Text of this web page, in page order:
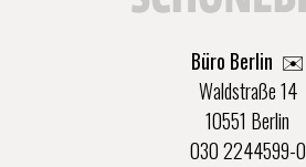
Büro Berlin ✉️
Waldstraße 14
10551 Berlin
030 2244599-0